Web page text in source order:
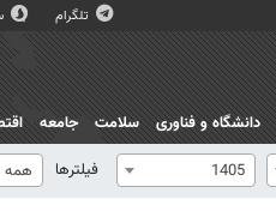
تلگرام
دانشگاه و فناوری سلامت جامعه
1405 فیلترها همه